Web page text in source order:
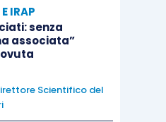
all’
in materia di sicurezza
invernali.
IRAP
senza
associata”
Scientifico del